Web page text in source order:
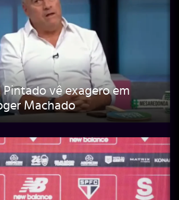
Pintado vê exagero em
Machado